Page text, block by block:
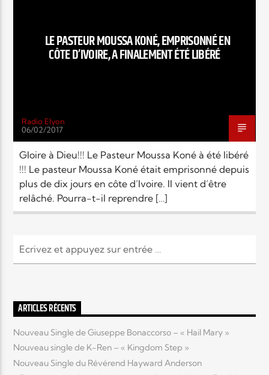
Radio Elyon
Elyon Rhema
Elyon Hits
Elyon Live
Elyon Kids
LE PASTEUR MOUSSA KONÉ, EMPRISONNÉ EN
CÔTE D’IVOIRE, A FINALEMENT ÉTÉ LIBÉRÉ
Radio Elyon
06/02/2017
Gloire à Dieu!!! Le Pasteur Moussa Koné à été libéré
!!! Le pasteur Moussa Koné était emprisonné depuis
plus de dix jours en côte d’Ivoire. Il vient d’être
relâché. Pourra-t-il reprendre […]
ARTICLES RÉCENTS
Nouveau Single de Giuseppe Bonaccorso – « Hail Mary »
Nouveau single de K-Ren – « Kingdom Step »
Nouveau Single du Révérend Hayward Anderson